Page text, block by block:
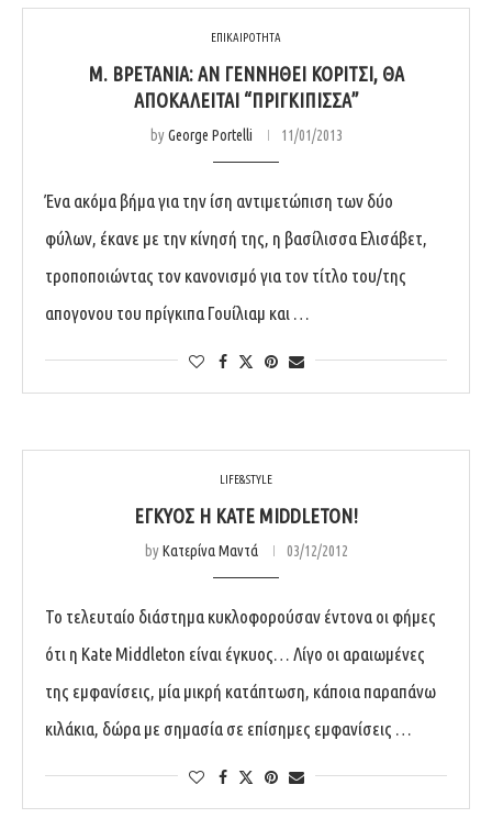
ΕΠΙΚΑΙΡΟΤΗΤΑ
Μ. ΒΡΕΤΑΝΊΑ: ΑΝ ΓΕΝΝΗΘΕΊ ΚΟΡΊΤΣΙ, ΘΑ
ΑΠΟΚΑΛΕΊΤΑΙ “ΠΡΙΓΚΊΠΙΣΣΑ”
byGeorge Portelli 11/01/2013
Ένα ακόμα βήμα για την ίση αντιμετώπιση των δύο
φύλων, έκανε με την κίνησή της, η βασίλισσα Ελισάβετ,
τροποποιώντας τον κανονισμό για τον τίτλο του/της
απογονου του πρίγκιπα Γουίλιαμ και …
LIFE&STYLE
ΈΓΚΥΟΣ Η KATE MIDDLETON!
byΚατερίνα Μαντά 03/12/2012
To τελευταίο διάστημα κυκλοφορούσαν έντονα οι φήμες
ότι η Kate Middleton είναι έγκυος… Λίγο οι αραιωμένες
της εμφανίσεις, μία μικρή κατάπτωση, κάποια παραπάνω
κιλάκια, δώρα με σημασία σε επίσημες εμφανίσεις …